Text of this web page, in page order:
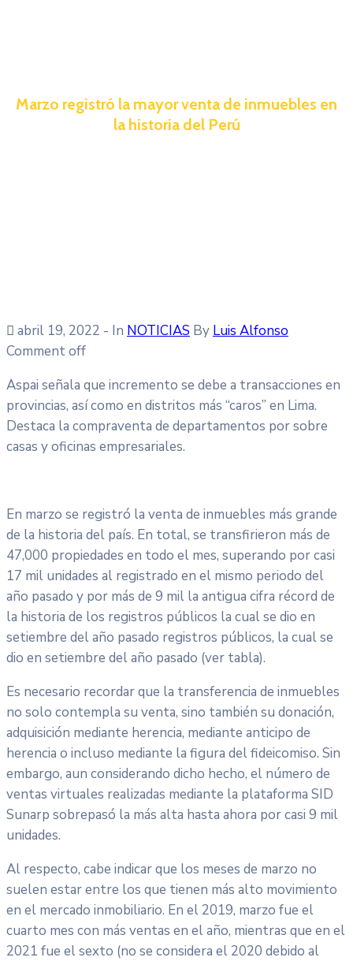
Marzo registró la mayor venta de inmuebles en
la historia del Perú
abril 19, 2022 - In NOTICIAS By Luis Alfonso
Comment off
Aspai señala que incremento se debe a transacciones en
provincias, así como en distritos más “caros” en Lima.
Destaca la compraventa de departamentos por sobre
casas y oficinas empresariales.
En marzo se registró la venta de inmuebles más grande
de la historia del país. En total, se transfirieron más de
47,000 propiedades en todo el mes, superando por casi
17 mil unidades al registrado en el mismo periodo del
año pasado y por más de 9 mil la antigua cifra récord de
la historia de los registros públicos la cual se dio en
setiembre del año pasado registros públicos, la cual se
dio en setiembre del año pasado (ver tabla).
Es necesario recordar que la transferencia de inmuebles
no solo contempla su venta, sino también su donación,
adquisición mediante herencia, mediante anticipo de
herencia o incluso mediante la figura del fideicomiso. Sin
embargo, aun considerando dicho hecho, el número de
ventas virtuales realizadas mediante la plataforma SID
Sunarp sobrepasó la más alta hasta ahora por casi 9 mil
unidades.
Al respecto, cabe indicar que los meses de marzo no
suelen estar entre los que tienen más alto movimiento
en el mercado inmobiliario. En el 2019, marzo fue el
cuarto mes con más ventas en el año, mientras que en el
2021 fue el sexto (no se considera el 2020 debido al